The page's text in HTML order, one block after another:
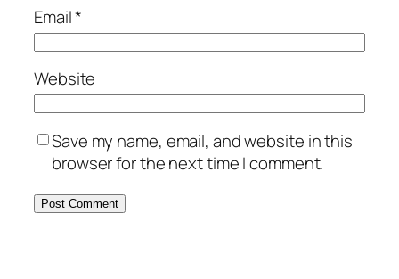
Email*
Website
Save my name, email, and website in this
browser for the next time I comment.